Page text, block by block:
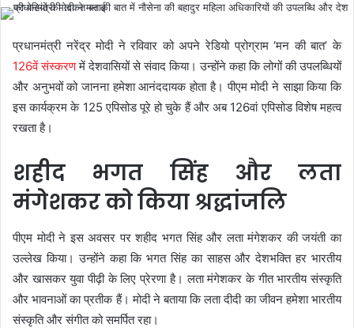
प्रधानमंत्री नरेंद्र मोदी ने रविवार को अपने रेडियो प्रोग्राम ‘मन की बात’ के
126वें संस्करणमें देशवासियों से संवाद किया। उन्होंने कहा कि लोगों की उपलब्धियों
और अनुभवों को जानना हमेशा आनंददायक होता है। पीएम मोदी ने साझा किया कि
इस कार्यक्रम के 125 एपिसोड पूरे हो चुके हैं और अब 126वां एपिसोड विशेष महत्व
रखता है।
शहीद भगत सिंह और लता
मंगेशकर को किया श्रद्धांजलि
पीएम मोदी ने इस अवसर पर शहीद भगत सिंह और लता मंगेशकर की जयंती का
उल्लेख किया। उन्होंने कहा कि भगत सिंह का साहस और देशभक्ति हर भारतीय
और खासकर युवा पीढ़ी के लिए प्रेरणा है। लता मंगेशकर के गीत भारतीय संस्कृति
और भावनाओं का प्रतीक हैं। मोदी ने बताया कि लता दीदी का जीवन हमेशा भारतीय
संस्कृति और संगीत को समर्पित रहा।